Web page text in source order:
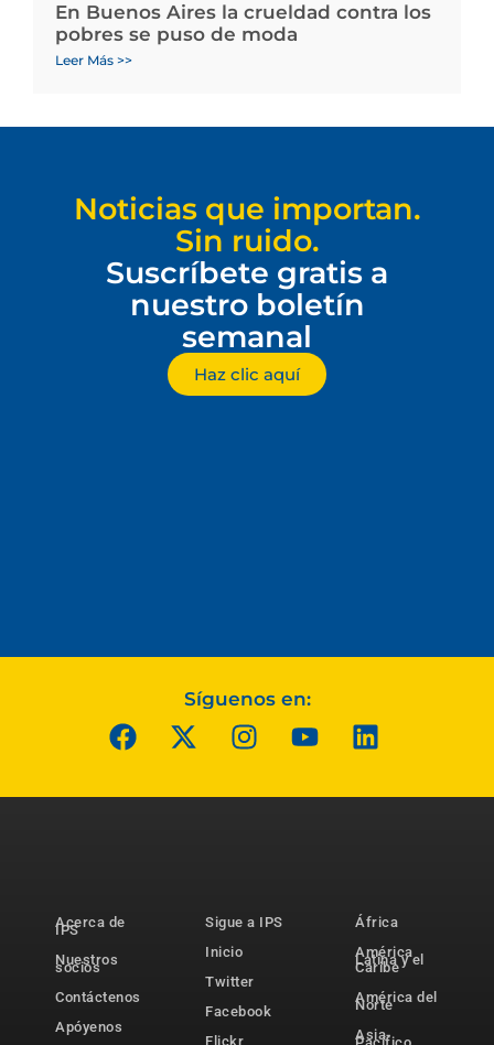
En Buenos Aires la crueldad contra los
pobres se puso de moda
Leer Más >>
Noticias que importan.
Sin ruido.
Suscríbete gratis a
nuestro boletín
semanal
Haz clic aquí
Síguenos en:
Acerca de
IPS
Nuestros
socios
Contáctenos
Apóyenos
Sigue a IPS
Inicio
Twitter
Facebook
Flickr
África
América
Latina y el
Caribe
América del
Norte
Asia-